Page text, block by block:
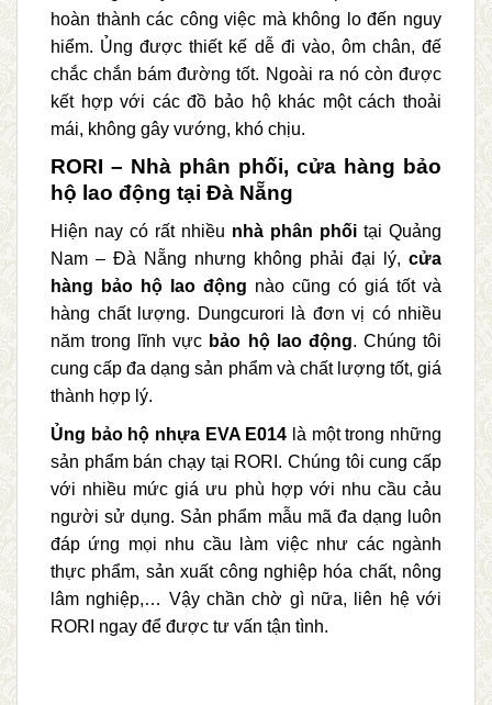
hoàn thành các công việc mà không lo đến nguy
hiểm. Ủng được thiết kế dễ đi vào, ôm chân, đế
chắc chắn bám đường tốt. Ngoài ra nó còn được
kết hợp với các đồ bảo hộ khác một cách thoải
mái, không gây vướng, khó chịu.
RORI – Nhà phân phối, cửa hàng bảo
hộ lao động tại Đà Nẵng
Hiện nay có rất nhiều nhà phân phối tại Quảng
Nam – Đà Nẵng nhưng không phải đại lý, cửa
hàng bảo hộ lao động nào cũng có giá tốt và
hàng chất lượng. Dungcurori là đơn vị có nhiều
năm trong lĩnh vực bảo hộ lao động. Chúng tôi
cung cấp đa dạng sản phẩm và chất lượng tốt, giá
thành hợp lý.
Ủng bảo hộ nhựa EVA E014 là một trong những
sản phẩm bán chạy tại RORI. Chúng tôi cung cấp
với nhiều mức giá ưu phù hợp với nhu cầu cảu
người sử dụng. Sản phẩm mẫu mã đa dạng luôn
đáp ứng mọi nhu cầu làm việc như các ngành
thực phẩm, sản xuất công nghiệp hóa chất, nông
lâm nghiệp,… Vậy chần chờ gì nữa, liên hệ với
RORI ngay để được tư vấn tận tình.